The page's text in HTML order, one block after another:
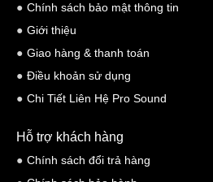
Chính sách bảo mật thông tin
Giới thiệu
Giao hàng & thanh toán
Điều khoản sử dụng
Chi Tiết Liên Hệ Pro Sound
Hỗ trợ khách hàng
Chính sách đổi trả hàng